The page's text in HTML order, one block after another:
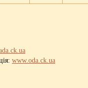
www.oda.ck.ua